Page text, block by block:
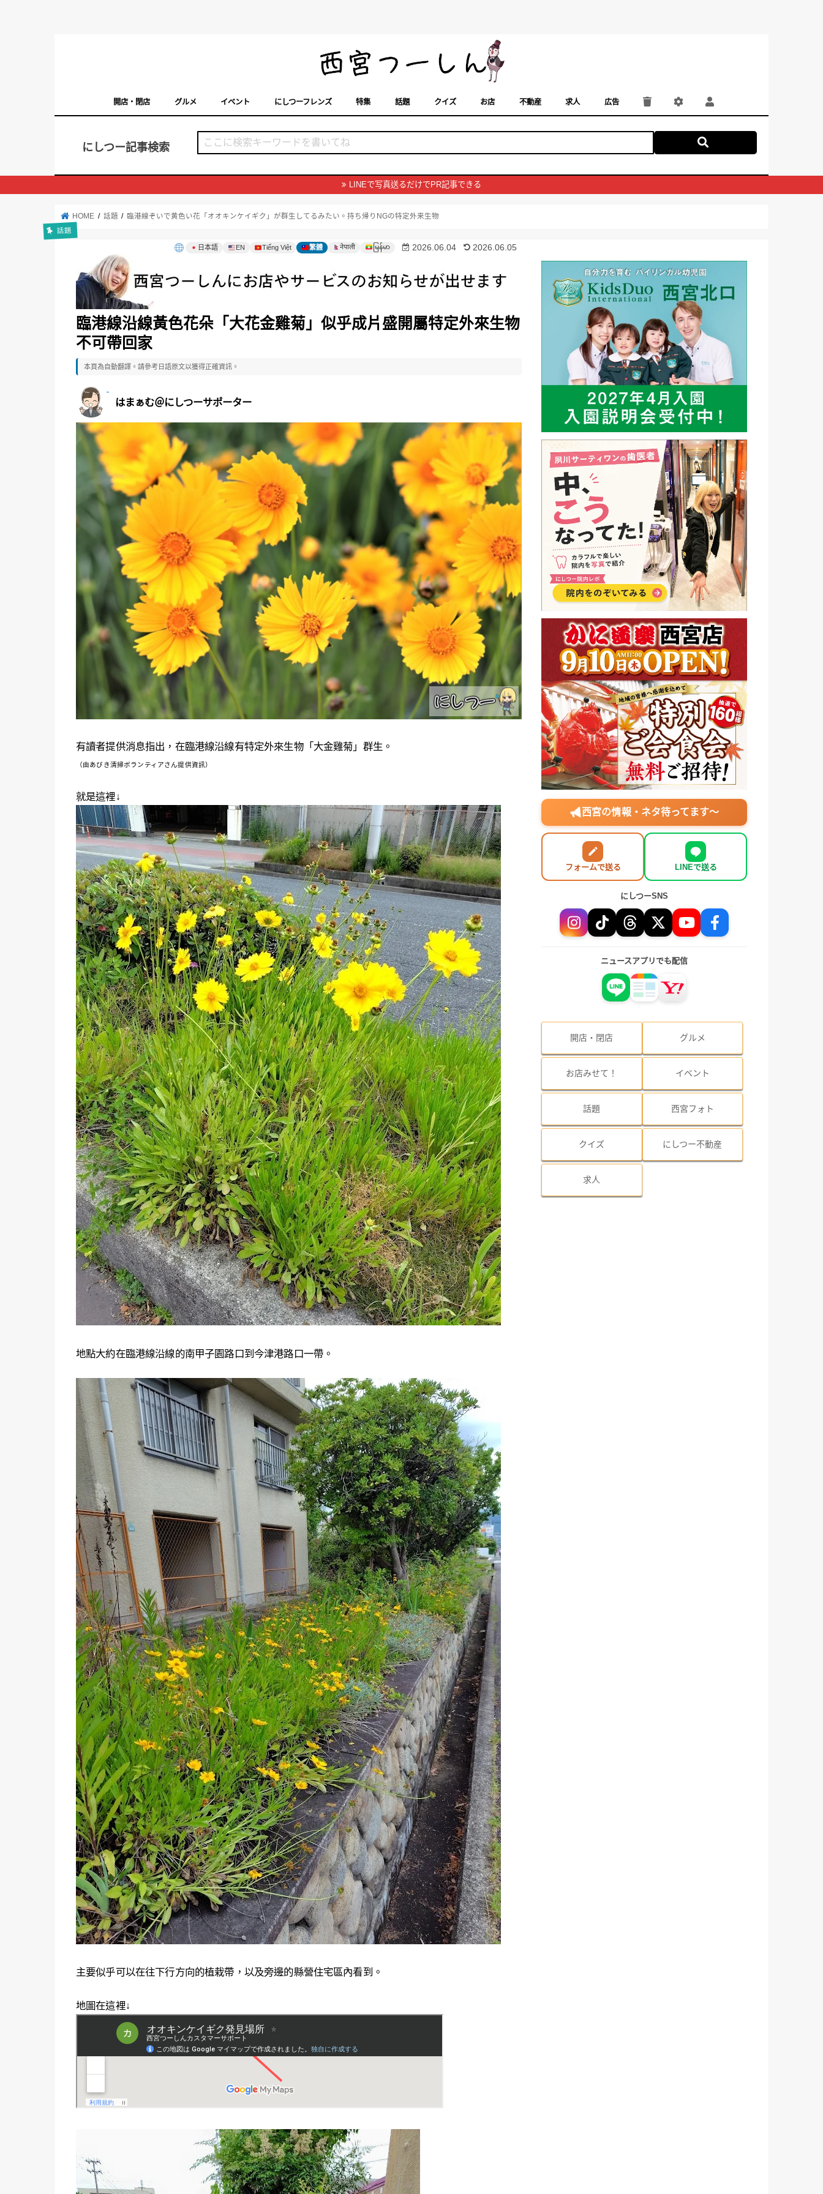
開店・閉店 グルメ イベント にしつーフレンズ 特集 話題 クイズ お店 不動産 求人 広告
にしつー記事検索
LINEで写真送るだけでPR記事できる
HOME 話題 臨港線ぞいで黄色い花「オオキンケイギク」が群生してるみたい。持ち帰りNGの特定外来生物
話題
日本語 EN Tiếng Việt 繁體 नेपाली မြန်မာ 2026.06.04 2026.06.05
臨港線沿線黃色花朵「大花金雞菊」似乎成片盛開屬特定外來生物
不可帶回家
本頁為自動翻譯。請參考日語原文以獲得正確資訊。
はまぁむ＠にしつーサポーター
有讀者提供消息指出，在臨港線沿線有特定外來生物「大金雞菊」群生。
（由あびき清掃ボランティアさん提供資訊）
就是這裡↓
地點大約在臨港線沿線的南甲子園路口到今津港路口一帶。
主要似乎可以在往下行方向的植栽帶，以及旁邊的縣營住宅區內看到。
地圖在這裡↓
西宮の情報・ネタ待ってます〜
フォームで送る LINEで送る
にしつーSNS
ニュースアプリでも配信
開店・閉店 グルメ
お店みせて！ イベント
話題 西宮フォト
クイズ にしつー不動産
求人